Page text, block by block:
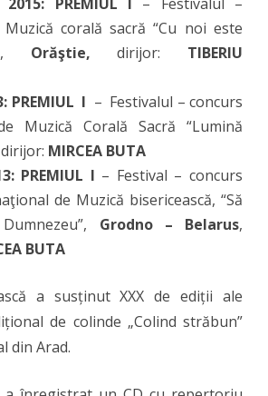
corală sacră “Cu noi este
Orăştie,dirijor: TIBERIU
PREMIUL I – Festivalul – concurs
Muzică Corală Sacră “Lumină
MIRCEA BUTA
PREMIUL I – Festival – concurs
de Muzică bisericească, “Să
Grodno – Belarus,
BUTA
a susținut XXX de ediții ale
de colinde „Colind străbun”
din Arad.